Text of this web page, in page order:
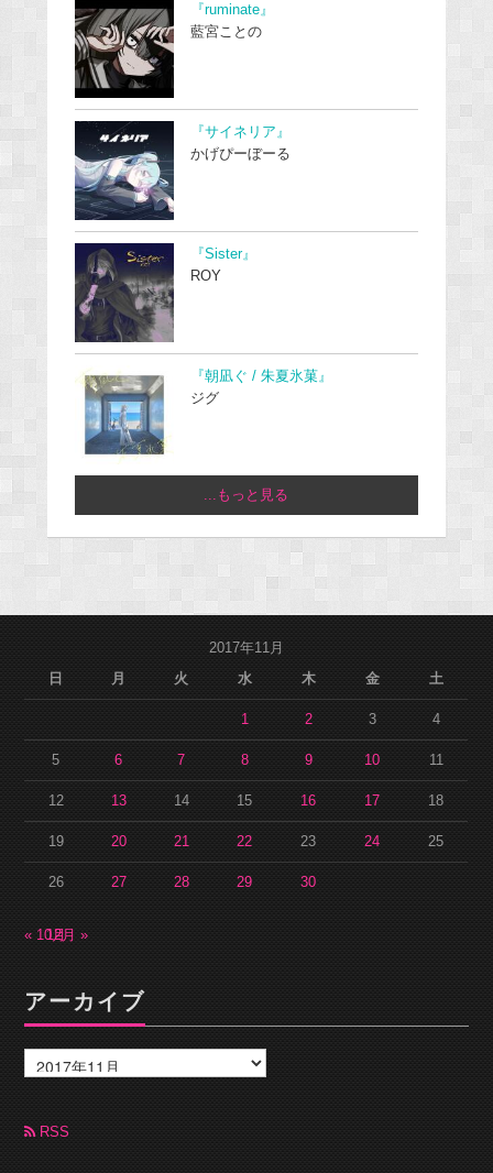
『ruminate』
藍宮ことの
『サイネリア』
かげぴーぼーる
『Sister』
ROY
『朝凪ぐ / 朱夏氷菓』
ジグ
...もっと見る
2017年11月
日
月 火 水 木 金 土
1 2 3 4
5 6 7 8 9 10 11
12 13 14 15 16 17 18
19 20 21 22 23 24 25
26 27 28 29 30
« 10月12月 »
アーカイブ
ー
カ
ブ RSS